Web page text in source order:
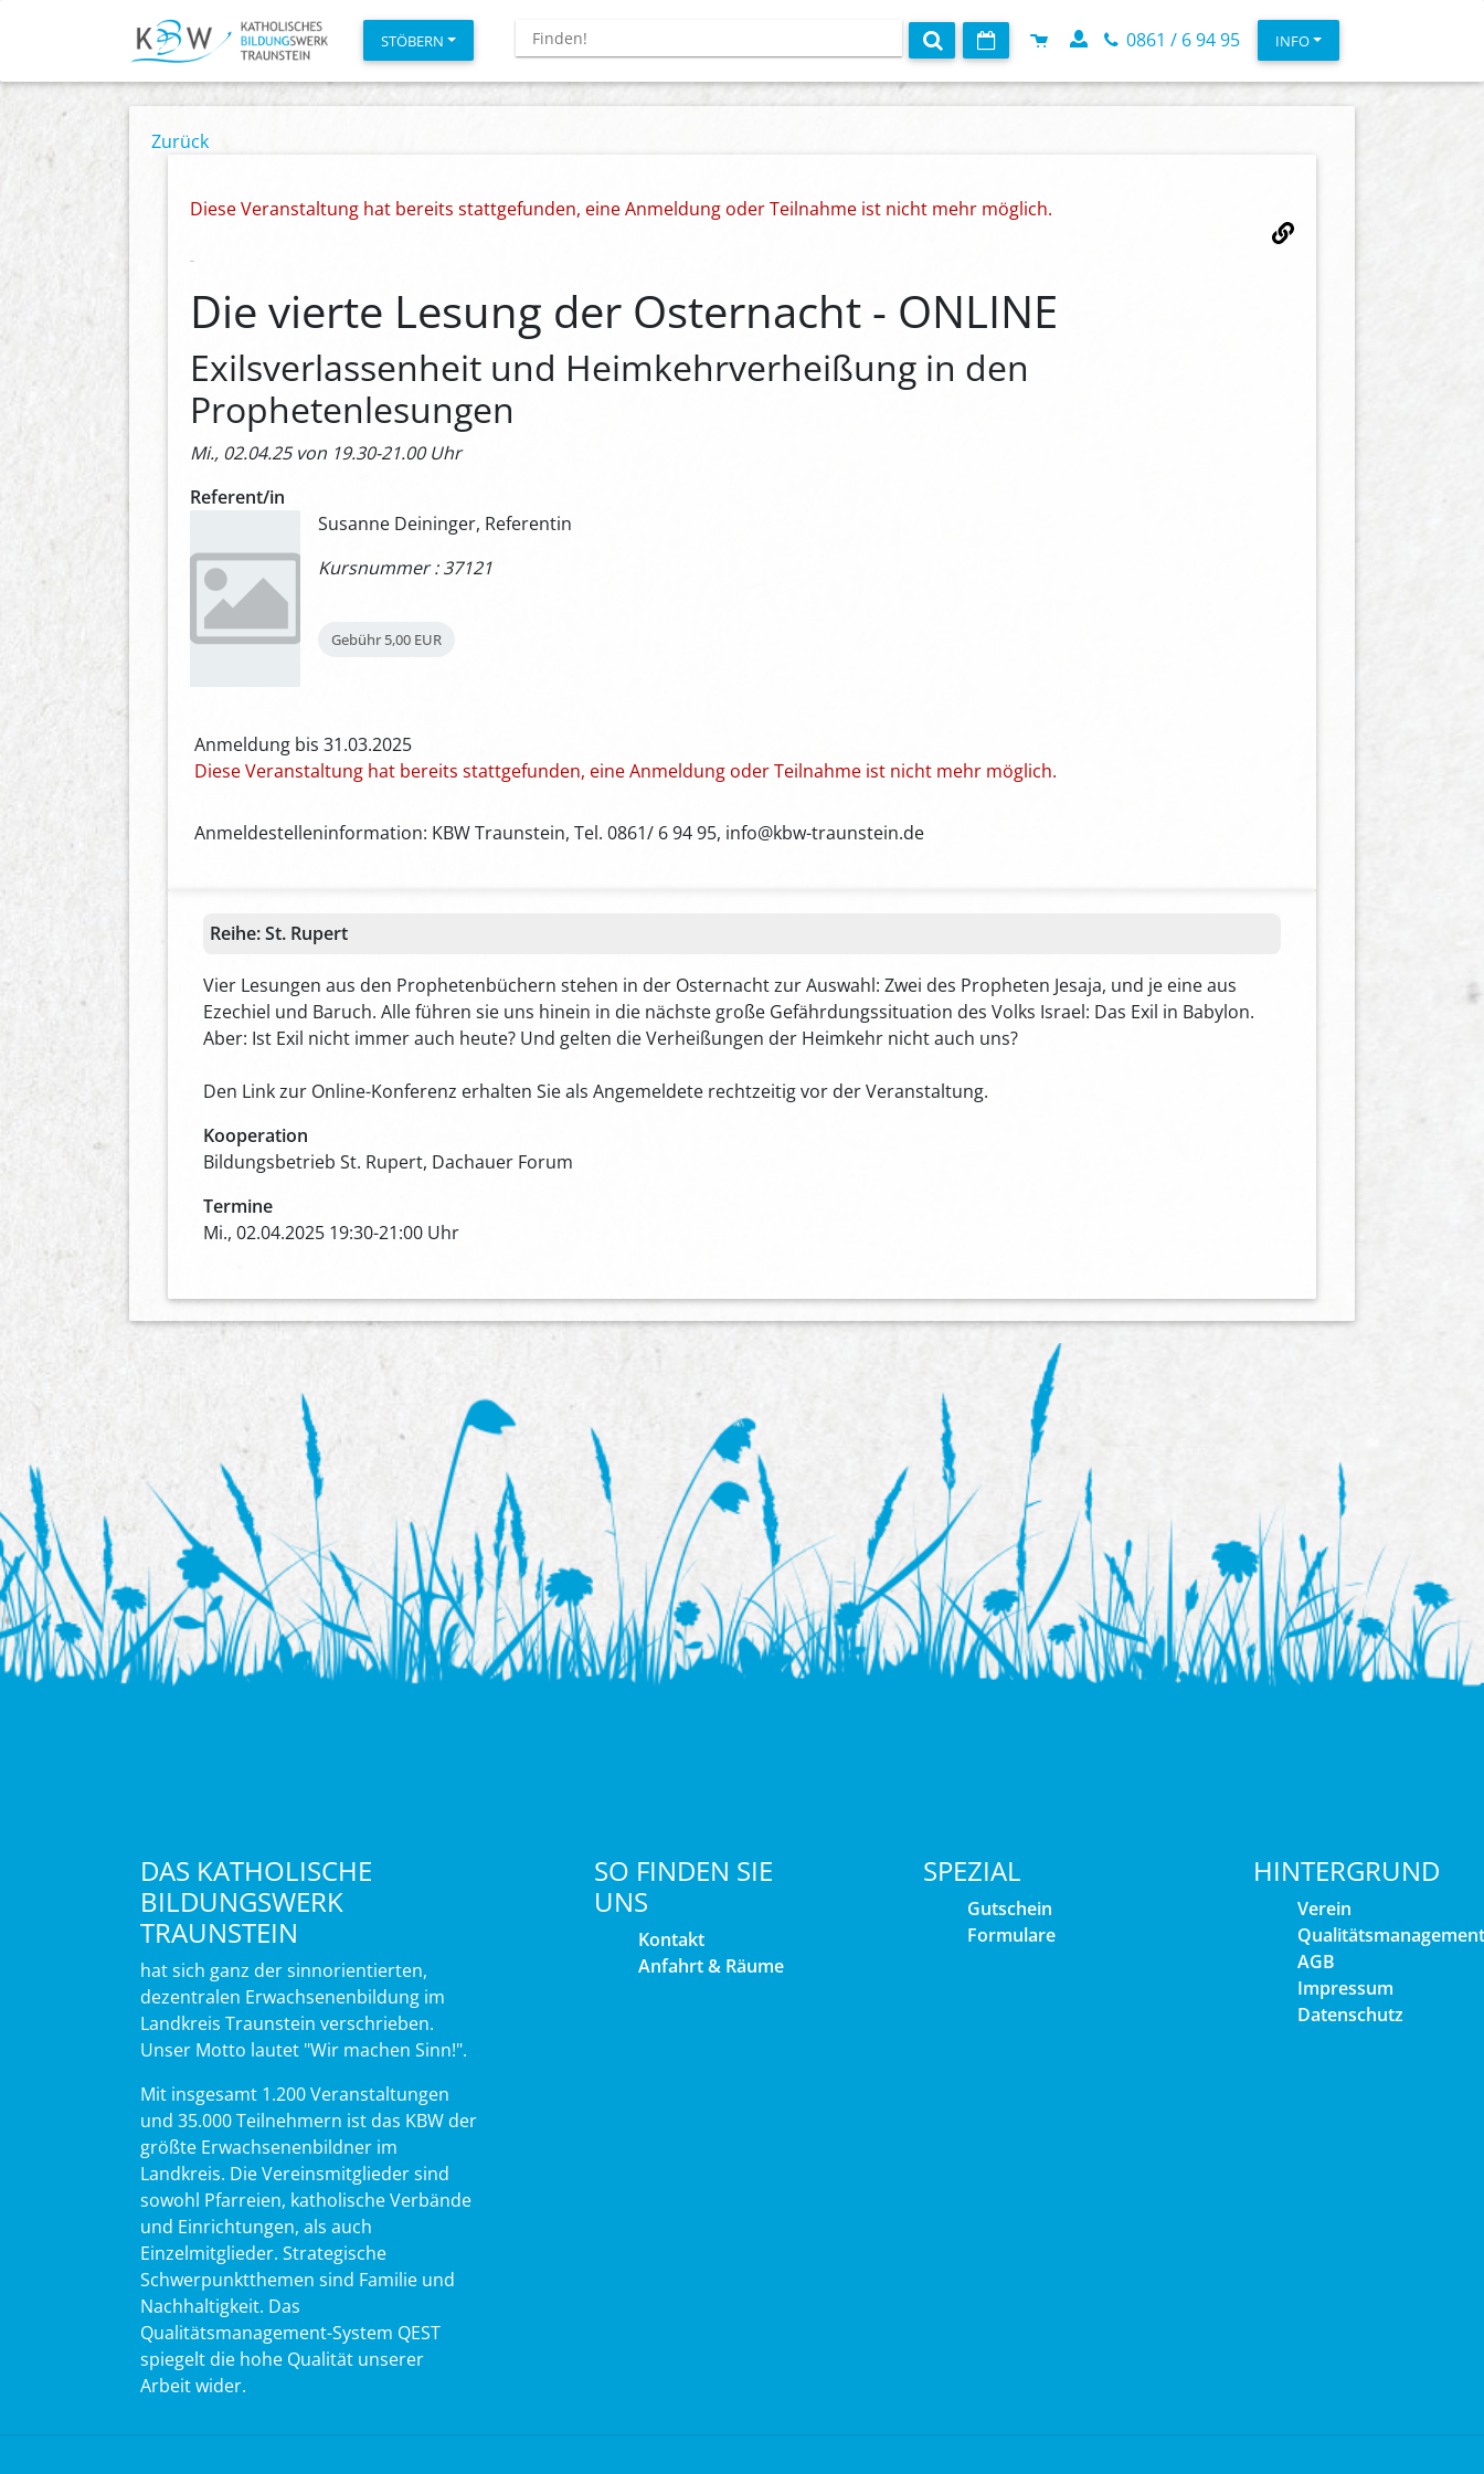
STÖBERN 0861 / 6 94 95 INFO
Zurück
Diese Veranstaltung hat bereits stattgefunden, eine Anmeldung oder Teilnahme ist nicht mehr möglich.
Die vierte Lesung der Osternacht - ONLINE
Exilsverlassenheit und Heimkehrverheißung in den
Prophetenlesungen
Mi., 02.04.25 von 19.30-21.00 Uhr
Referent/in
Susanne Deininger, Referentin
Kursnummer : 37121
Gebühr 5,00 EUR
Anmeldung bis 31.03.2025
Diese Veranstaltung hat bereits stattgefunden, eine Anmeldung oder Teilnahme ist nicht mehr möglich.
Anmeldestelleninformation: KBW Traunstein, Tel. 0861/ 6 94 95, info@kbw-traunstein.de
Reihe:St. Rupert
Vier Lesungen aus den Prophetenbüchern stehen in der Osternacht zur Auswahl: Zwei des Propheten Jesaja, und je eine aus
Ezechiel und Baruch. Alle führen sie uns hinein in die nächste große Gefährdungssituation des Volks Israel: Das Exil in Babylon.
Aber: Ist Exil nicht immer auch heute? Und gelten die Verheißungen der Heimkehr nicht auch uns?
Den Link zur Online-Konferenz erhalten Sie als Angemeldete rechtzeitig vor der Veranstaltung.
Kooperation
Bildungsbetrieb St. Rupert, Dachauer Forum
Termine
Mi., 02.04.2025 19:30-21:00 Uhr
DAS KATHOLISCHE
BILDUNGSWERK
TRAUNSTEIN
hat sich ganz der sinnorientierten,
dezentralen Erwachsenenbildung im
Landkreis Traunstein verschrieben.
Unser Motto lautet "Wir machen Sinn!".
Mit insgesamt 1.200 Veranstaltungen
und 35.000 Teilnehmern ist das KBW der
größte Erwachsenenbildner im
Landkreis. Die Vereinsmitglieder sind
sowohl Pfarreien, katholische Verbände
und Einrichtungen, als auch
Einzelmitglieder. Strategische
Schwerpunktthemen sind Familie und
Nachhaltigkeit. Das
Qualitätsmanagement-System QEST
spiegelt die hohe Qualität unserer
Arbeit wider.
SO FINDEN SIE
UNS
Kontakt
Anfahrt & Räume
SPEZIAL
Gutschein
Formulare
HINTERGRUND
Verein
Qualitätsmanagement
AGB
Impressum
Datenschutz